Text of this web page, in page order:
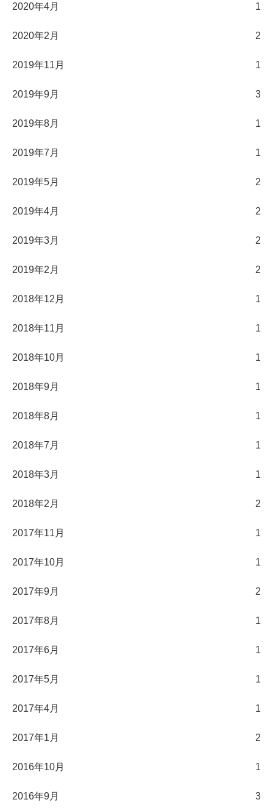
2020年4月 1
2020年2月 2
2019年11月 1
2019年9月 3
2019年8月 1
2019年7月 1
2019年5月 2
2019年4月 2
2019年3月 2
2019年2月 2
2018年12月 1
2018年11月 1
2018年10月 1
2018年9月 1
2018年8月 1
2018年7月 1
2018年3月 1
2018年2月 2
2017年11月 1
2017年10月 1
2017年9月 2
2017年8月 1
2017年6月 1
2017年5月 1
2017年4月 1
2017年1月 2
2016年10月 1
2016年9月 3